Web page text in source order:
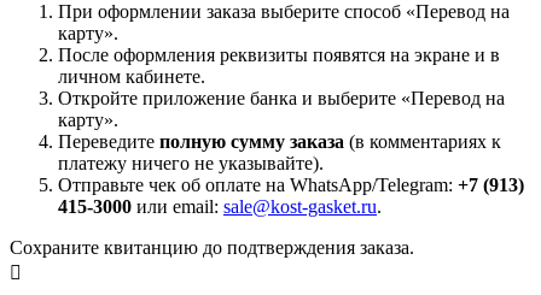
При оформлении заказа выберите способ «Перевод на
карту».
После оформления реквизиты появятся на экране и в
личном кабинете.
Откройте приложение банка и выберите «Перевод на
карту».
Переведите полную сумму заказа (в комментариях к
платежу ничего не указывайте).
Отправьте чек об оплате на WhatsApp/Telegram: +7 (913)
415-3000 или email: sale@kost-gasket.ru.
Сохраните квитанцию до подтверждения заказа.